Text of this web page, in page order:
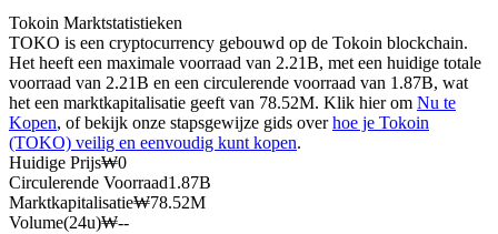
Futures met USDC als onderpand
Tokoin Marktstatistieken
TOKO is een cryptocurrency gebouwd op de Tokoin blockchain.
Het heeft een maximale voorraad van 2.21B, met een huidige totale
voorraad van 2.21B en een circulerende voorraad van 1.87B, wat
het een marktkapitalisatie geeft van 78.52M. Klik hier om Nu te
Kopen, of bekijk onze stapsgewijze gids overhoe je Tokoin
(TOKO) veilig en eenvoudig kunt kopen.
Huidige Prijs₩0
Circulerende Voorraad1.87B
Marktkapitalisatie₩78.52M
Volume(24u)₩--